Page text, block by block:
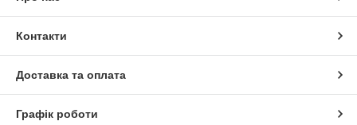
Контакти
Доставка та оплата
Графік роботи